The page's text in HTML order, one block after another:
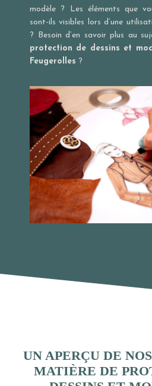
modèle ? Les éléments que
sont-ils visibles lors d’une
? Besoin d’en savoir plus au
protection de dessins et
Feugerolles ?
UN APERÇU DE
MATIÈRE DE